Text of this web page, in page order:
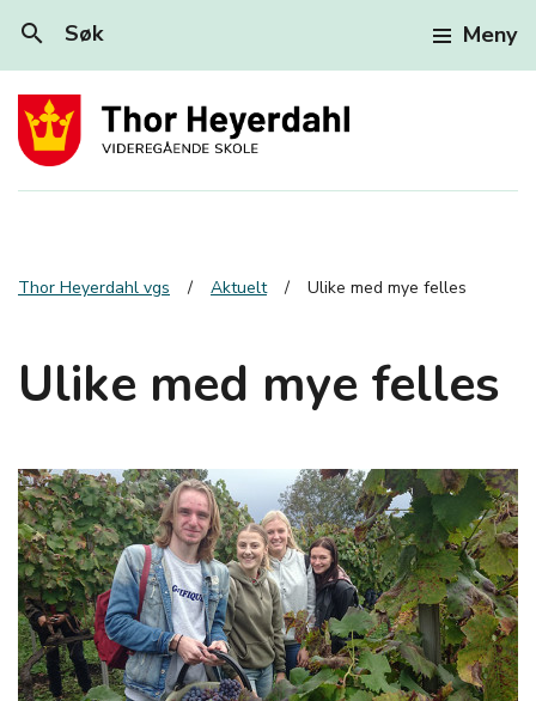
search Søk Meny
Thor Heyerdahl vgs Aktuelt Ulike med mye felles
Ulike med mye felles